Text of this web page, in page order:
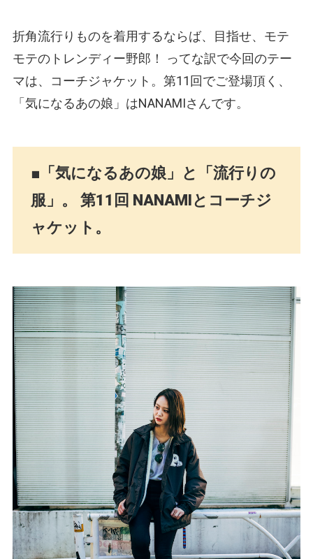
折角流行りものを着用するならば、目指せ、モテ
モテのトレンディー野郎！ ってな訳で今回のテー
マは、コーチジャケット。第11回でご登場頂く、
「気になるあの娘」はNANAMIさんです。
■「気になるあの娘」と「流行りの
服」。 第11回 NANAMIとコーチジ
ャケット。